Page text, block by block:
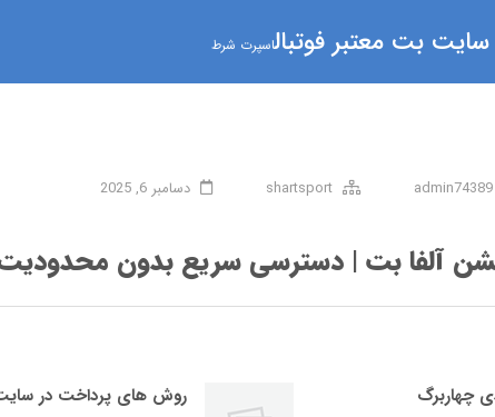
بت معتبر فوتبالاسپرت شرط
admin74389
shartsport دسامبر 6, 2025
آلفا بت | دسترسی سریع بدون
چهاربرگ روش‌ های پرداخت در